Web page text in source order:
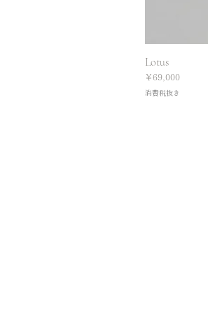
Lotus
価格
￥69,000
消費税抜き